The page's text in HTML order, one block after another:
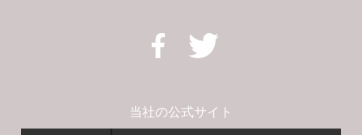
当社の公式サイト